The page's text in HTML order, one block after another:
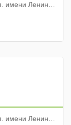
Ленина, 90ж
Ленина, 32